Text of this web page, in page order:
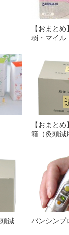
【おまと
弱・マイル
【おまと
箱（灸頭鍼
鍼
バンシンプ